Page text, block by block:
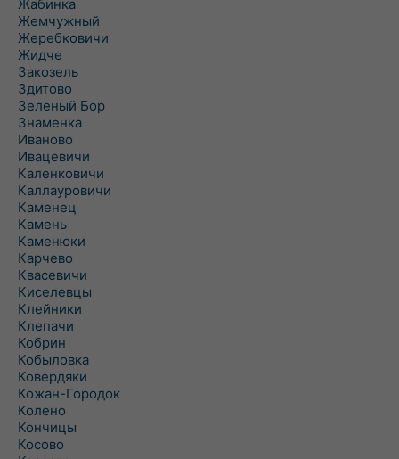
Жабинка
Жемчужный
Жеребковичи
Жидче
Закозель
Здитово
Зеленый Бор
Знаменка
Иваново
Ивацевичи
Каленковичи
Каллауровичи
Каменец
Камень
Каменюки
Карчево
Квасевичи
Киселевцы
Клейники
Клепачи
Кобрин
Кобыловка
Ковердяки
Кожан-Городок
Колено
Кончицы
Косово